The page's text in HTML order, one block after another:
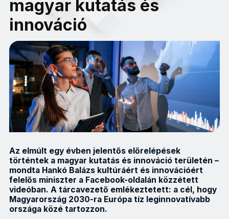
magyar kutatás és
innováció
Az elmúlt egy évben jelentős előrelépések
történtek a magyar kutatás és innováció területén –
mondta Hankó Balázs kultúráért és innovációért
felelős miniszter a Facebook-oldalán közzétett
videóban. A tárcavezető emlékeztetett: a cél, hogy
Magyarország 2030-ra Európa tíz leginnovatívabb
országa közé tartozzon.